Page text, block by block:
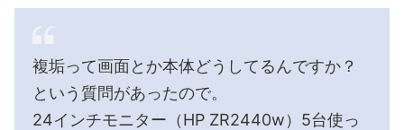
複垢って画面とか本体どうしてるんですか？
という質問があったので。
24インチモニター（HP ZR2440w）5台使っ